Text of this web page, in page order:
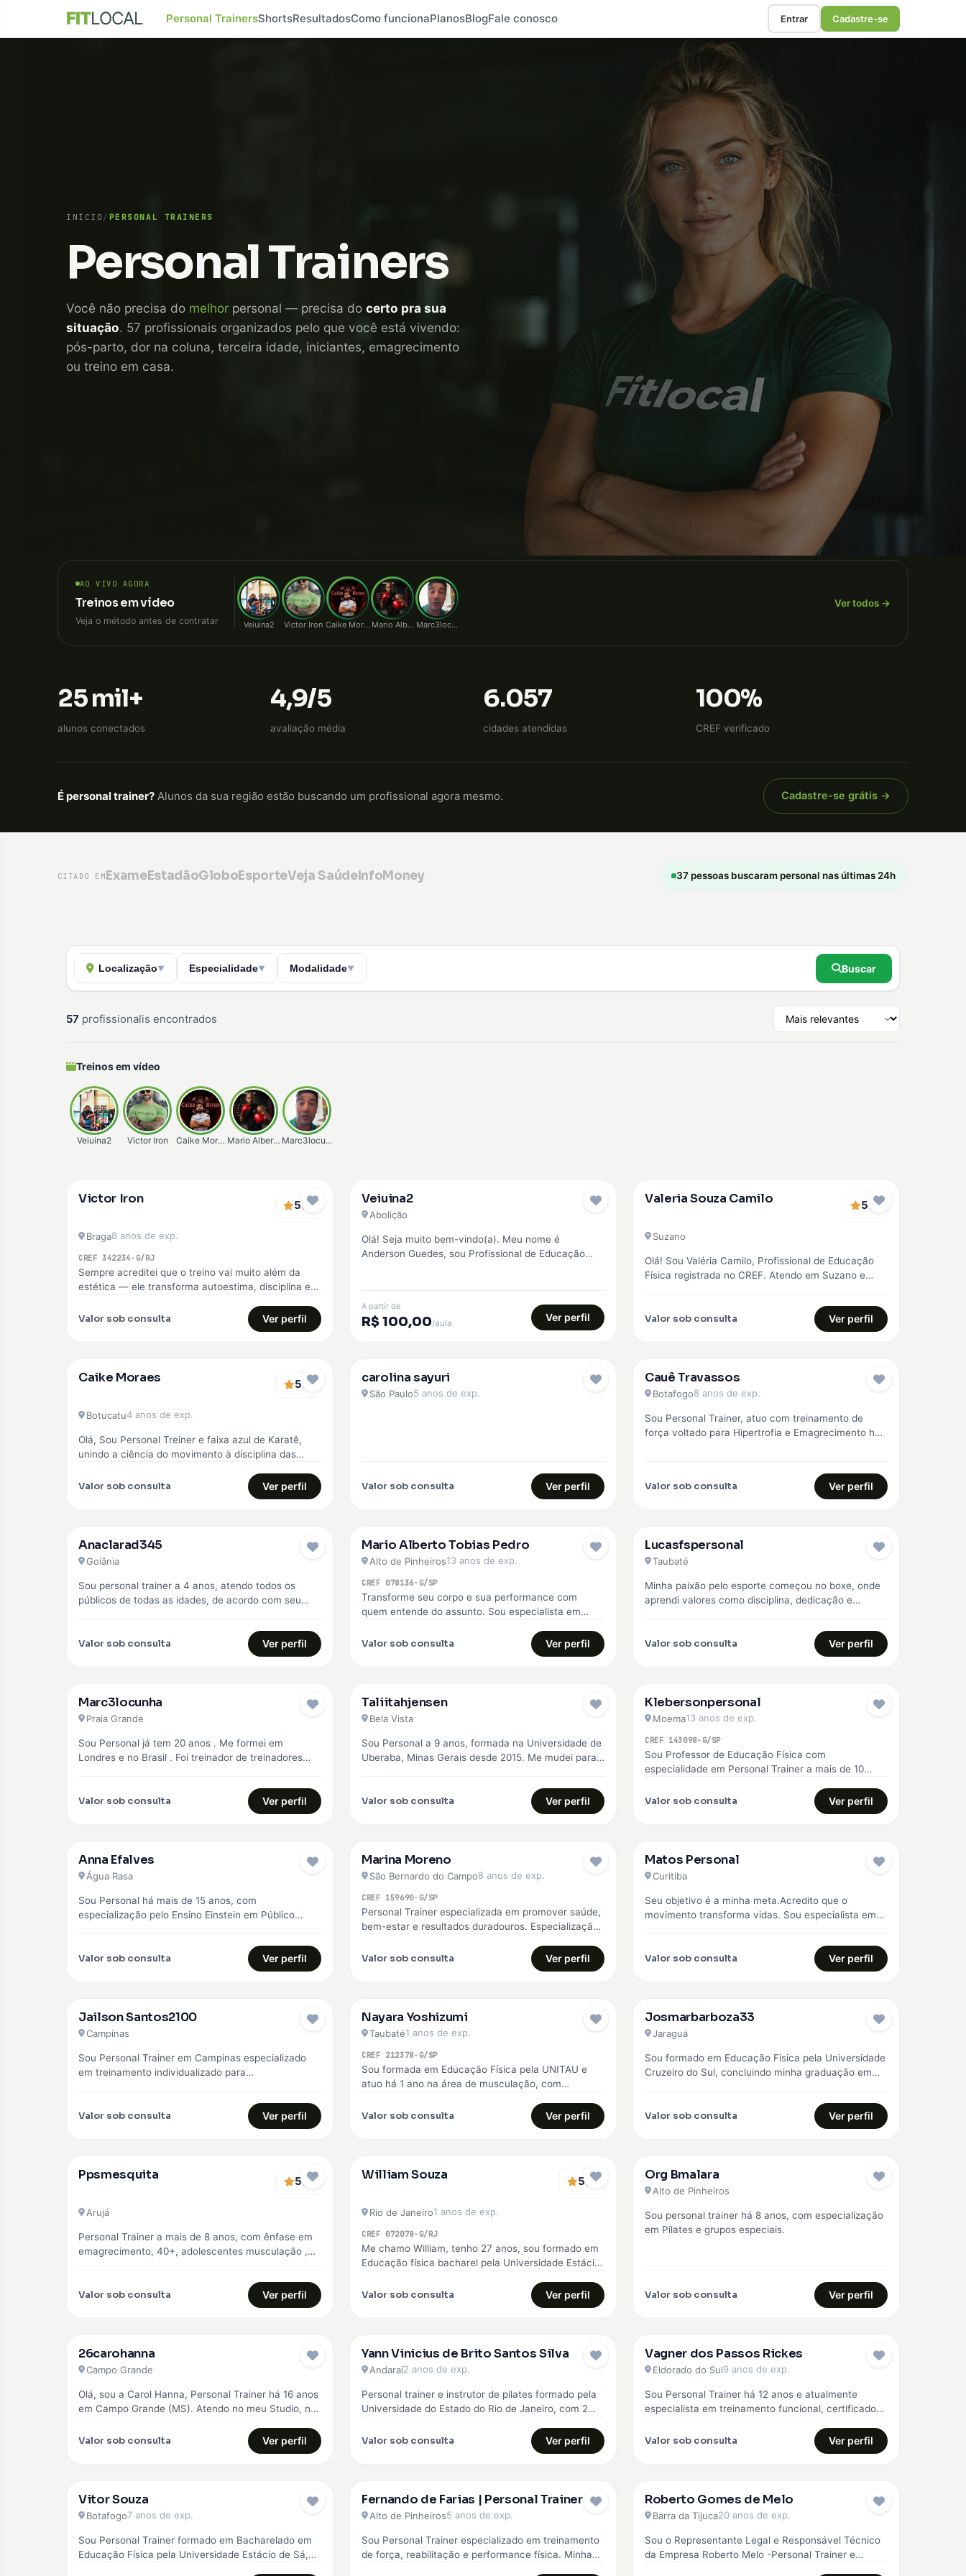
FITLOCAL Personal TrainersShortsResultadosComo funcionaPlanosBlogFale conosco Entrar Cadastre-se
INÍCIO / PERSONAL TRAINERS
Personal Trainers
Você não precisa do melhor personal — precisa do certo pra sua
situação. 57 profissionais organizados pelo que você está vivendo:
pós-parto, dor na coluna, terceira idade, iniciantes, emagrecimento
ou treino em casa.
AO VIVO AGORA
Treinos em vídeo
Veja o método antes de contratar Veiuina2 Victor Iron Caike MoraesMario AlbertoMarc3locunha
Ver todos →
25 mil+
alunos conectados
4,9/5
avaliação média
6.057
cidades atendidas
100%
CREF verificado
É personal trainer? Alunos da sua região estão buscando um profissional agora mesmo. Cadastre-se grátis →
CITADO EM ExameEstadãoGloboEsporteVeja SaúdeInfoMoney 37 pessoas buscaram personal nas últimas 24h
Localização▼ Especialidade▼ Modalidade▼ Buscar
57 profissionalis encontrados
Treinos em vídeo
Veiuina2 Victor Iron Caike MoraesMario Alberto Marc3locunha
Premium
Victor Iron 5(2)
Braga8 anos de exp.
CREF 342234-G/RJ
Sempre acreditei que o treino vai muito além da
estética — ele transforma autoestima, disciplina e
Valor sob consulta Ver perfil
Pro
Veiuina2
Abolição
Olá! Seja muito bem-vindo(a). Meu nome é
Anderson Guedes, sou Profissional de Educação
A partir de
R$ 100,00/aula Ver perfil
EMBAIXADOR
Valeria Souza Camilo 5(1)
Suzano
Olá! Sou Valéria Camilo, Profissional de Educação
Física registrada no CREF. Atendo em Suzano e
Valor sob consulta Ver perfil
EMBAIXADOR
Caike Moraes 5(1)
Botucatu4 anos de exp.
Olá, Sou Personal Treiner e faixa azul de Karatê,
unindo a ciência do movimento à disciplina das
Valor sob consulta Ver perfil
EMBAIXADOR
carolina sayuri
São Paulo5 anos de exp.
Valor sob consulta Ver perfil
EMBAIXADOR
Cauê Travassos
Botafogo8 anos de exp.
Sou Personal Trainer, atuo com treinamento de
força voltado para Hipertrofia e Emagrecimento há
Valor sob consulta Ver perfil
Anaclarad345
Goiânia
Sou personal trainer a 4 anos, atendo todos os
públicos de todas as idades, de acordo com seu
Valor sob consulta Ver perfil
Mario Alberto Tobias Pedro
Alto de Pinheiros13 anos de exp.
CREF 078136-G/SP
Transforme seu corpo e sua performance com
quem entende do assunto. Sou especialista em
Valor sob consulta Ver perfil
Lucasfspersonal
Taubaté
Minha paixão pelo esporte começou no boxe, onde
aprendi valores como disciplina, dedicação e
Valor sob consulta Ver perfil
Marc3locunha
Praia Grande
Sou Personal já tem 20 anos . Me formei em
Londres e no Brasil . Foi treinador de treinadores
Valor sob consulta Ver perfil
Taliitahjensen
Bela Vista
Sou Personal a 9 anos, formada na Universidade de
Uberaba, Minas Gerais desde 2015. Me mudei para
Valor sob consulta Ver perfil
Klebersonpersonal
Moema13 anos de exp.
CREF 143098-G/SP
Sou Professor de Educação Física com
especialidade em Personal Trainer a mais de 10
Valor sob consulta Ver perfil
Anna Efalves
Água Rasa
Sou Personal há mais de 15 anos, com
especialização pelo Ensino Einstein em Público
Valor sob consulta Ver perfil
Marina Moreno
São Bernardo do Campo8 anos de exp.
CREF 159690-G/SP
Personal Trainer especializada em promover saúde,
bem-estar e resultados duradouros. Especialização
da qualidade de…
Valor sob consulta Ver perfil
Matos Personal
Curitiba
Seu objetivo é a minha meta.Acredito que o
movimento transforma vidas. Sou especialista em
Valor sob consulta Ver perfil
Jailson Santos2100
Campinas
Sou Personal Trainer em Campinas especializado
em treinamento individualizado para
muscular. Trabalho com alunos iniciantes e…
Valor sob consulta Ver perfil
Nayara Yoshizumi
Taubaté1 anos de exp.
CREF 212378-G/SP
Sou formada em Educação Física pela UNITAU e
atuo há 1 ano na área de musculação, com
Valor sob consulta Ver perfil
Josmarbarboza33
Jaraguá
Sou formado em Educação Física pela Universidade
Cruzeiro do Sul, concluindo minha graduação em
Valor sob consulta Ver perfil
Ppsmesquita 5(1)
Arujá
Personal Trainer a mais de 8 anos, com ênfase em
emagrecimento, 40+, adolescentes musculação ,
Valor sob consulta Ver perfil
William Souza 5(1)
Rio de Janeiro1 anos de exp.
CREF 072078-G/RJ
Me chamo William, tenho 27 anos, sou formado em
Educação física bacharel pela Universidade Estácio
Valor sob consulta Ver perfil
Org Bmalara
Alto de Pinheiros
Sou personal trainer há 8 anos, com especialização
em Pilates e grupos especiais.
Valor sob consulta Ver perfil
26carohanna
Campo Grande
Olá, sou a Carol Hanna, Personal Trainer há 16 anos
em Campo Grande (MS). Atendo no meu Studio, no
Valor sob consulta Ver perfil
Yann Vinicius de Brito Santos Silva
Andaraí2 anos de exp.
Personal trainer e instrutor de pilates formado pela
Universidade do Estado do Rio de Janeiro, com 2
Valor sob consulta Ver perfil
Vagner dos Passos Rickes
Eldorado do Sul9 anos de exp.
Sou Personal Trainer há 12 anos e atualmente
especialista em treinamento funcional, certificado
Valor sob consulta Ver perfil
Vitor Souza
Botafogo7 anos de exp.
Sou Personal Trainer formado em Bacharelado em
Educação Física pela Universidade Estácio de Sá,
Fernando de Farias | Personal Trainer
Alto de Pinheiros5 anos de exp.
Sou Personal Trainer especializado em treinamento
de força, reabilitação e performance física. Minha
Roberto Gomes de Melo
Barra da Tijuca20 anos de exp.
Sou o Representante Legal e Responsável Técnico
da Empresa Roberto Melo -Personal Trainer e